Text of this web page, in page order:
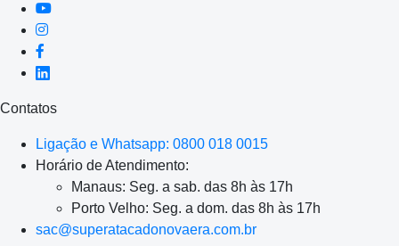
Contatos
Ligação e Whatsapp: 0800 018 0015
Horário de Atendimento:
Manaus: Seg. a sab. das 8h às 17h
Porto Velho: Seg. a dom. das 8h às 17h
sac@superatacadonovaera.com.br